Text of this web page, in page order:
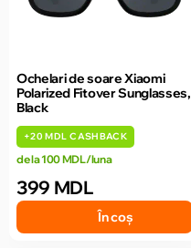
Ochelari de soare Xiaomi
Polarized Fitover Sunglasses,
Black
+20 MDL CASHBACK
de la 100 MDL/luna
399 MDL
În coș